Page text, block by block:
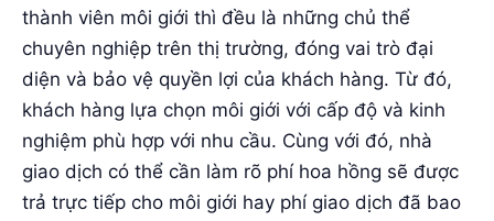
thành viên môi giới thì đều là những chủ thể
chuyên nghiệp trên thị trường, đóng vai trò đại
diện và bảo vệ quyền lợi của khách hàng. Từ đó,
khách hàng lựa chọn môi giới với cấp độ và kinh
nghiệm phù hợp với nhu cầu. Cùng với đó, nhà
giao dịch có thể cần làm rõ phí hoa hồng sẽ được
trả trực tiếp cho môi giới hay phí giao dịch đã bao